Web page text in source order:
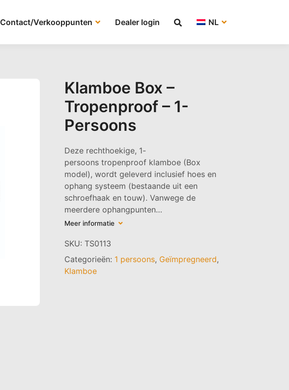
Contact/Verkooppunten Dealer login NL
Klamboe Box –
Tropenproof – 1-
Persoons
Deze rechthoekige, 1-
persoons tropenproof klamboe (Box
model), wordt geleverd inclusief hoes en
ophang systeem (bestaande uit een
schroefhaak en touw). Vanwege de
meerdere ophangpunten…
Meer informatie
SKU: TS0113
Categorieën: 1 persoons, Geïmpregneerd,
Klamboe